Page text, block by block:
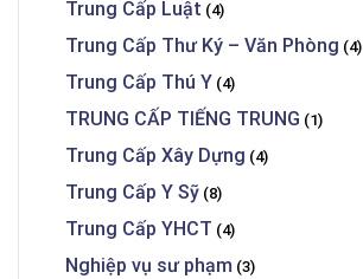
Trung Cấp Luật (4)
Trung Cấp Thư Ký – Văn Phòng (4)
Trung Cấp Thú Y (4)
TRUNG CẤP TIẾNG TRUNG (1)
Trung Cấp Xây Dựng (4)
Trung Cấp Y Sỹ (8)
Trung Cấp YHCT (4)
Nghiệp vụ sư phạm (3)